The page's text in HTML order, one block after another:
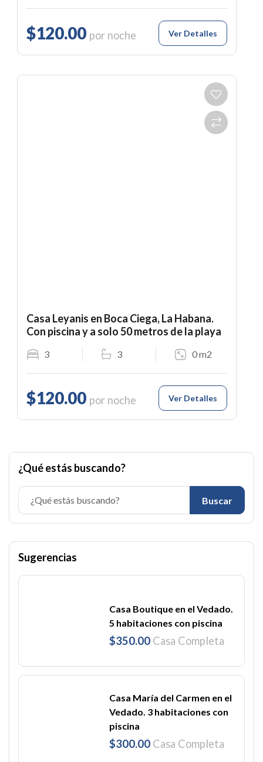
$120.00 por noche Ver Detalles
Casa Leyanis en Boca Ciega, La Habana.
Con piscina y a solo 50 metros de la playa
3 3 0 m2
$120.00 por noche Ver Detalles
¿Qué estás buscando?
Buscar
Sugerencias
Casa Boutique en el Vedado.
5 habitaciones con piscina
$350.00 Casa Completa
Casa María del Carmen en el
Vedado. 3 habitaciones con
piscina
$300.00 Casa Completa